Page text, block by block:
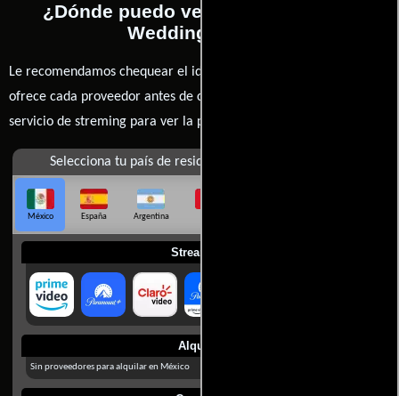
¿Dónde puedo ver la películas The
Wedding Party?
Le recomendamos chequear el idioma, doblaje o subtítulos que
ofrece cada proveedor antes de comprar, alquilar o contratar un
servicio de streming para ver la películas.
Selecciona tu país de residencia
México España Argentina
Streaming
Alquilar
Sin proveedores para alquilar en México